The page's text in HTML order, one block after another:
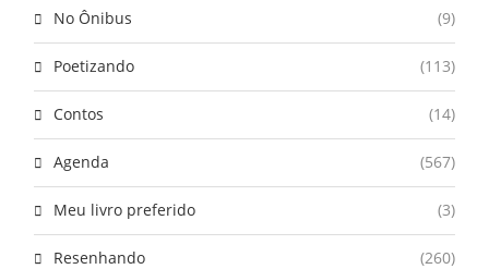
No Ônibus (9)
Poetizando (113)
Contos (14)
Agenda (567)
Meu livro preferido (3)
Resenhando (260)